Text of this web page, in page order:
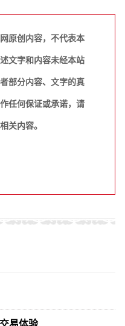
原创内容，不代表本
文字和内容未经本站
部分内容、文字的真
任何保证或承诺，请
关内容。
易体验